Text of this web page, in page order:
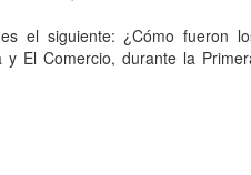
el siguiente: ¿Cómo fueron
El Comercio, durante la